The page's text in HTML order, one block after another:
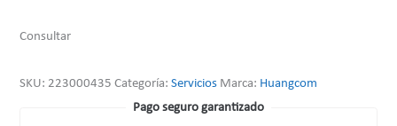
Consultar
SKU: 223000435 Categoría:Servicios Marca: Huangcom
Pago seguro garantizado